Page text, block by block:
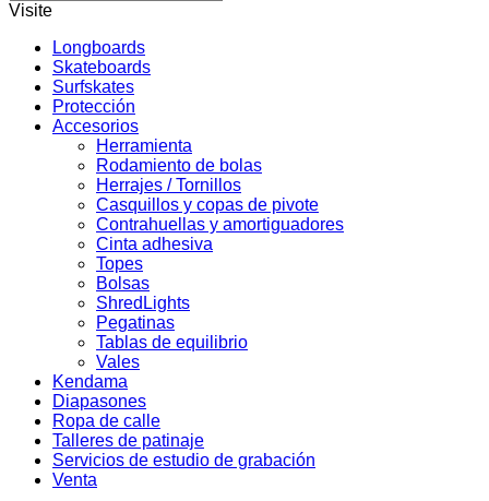
Visite
Longboards
Skateboards
Surfskates
Protección
Accesorios
Herramienta
Rodamiento de bolas
Herrajes / Tornillos
Casquillos y copas de pivote
Contrahuellas y amortiguadores
Cinta adhesiva
Topes
Bolsas
ShredLights
Pegatinas
Tablas de equilibrio
Vales
Kendama
Diapasones
Ropa de calle
Talleres de patinaje
Servicios de estudio de grabación
Venta